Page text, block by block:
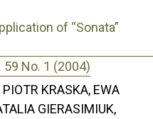
of “Sonata”
No. 1 (2004)
KRASKA, EWA
GIERASIMIUK,